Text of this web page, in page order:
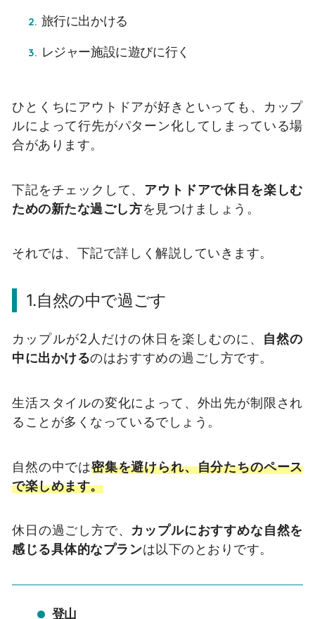
旅行に出かける
レジャー施設に遊びに行く
ひとくちにアウトドアが好きといっても、カップ
ルによって行先がパターン化してしまっている場
合があります。
下記をチェックして、 アウトドアで休日を楽しむ
ための新たな過ごし方を見つけましょう。
それでは、下記で詳しく解説していきます。
1.自然の中で過ごす
カップルが2人だけの休日を楽しむのに、 自然の
中に出かけるのはおすすめの過ごし方です。
生活スタイルの変化によって、外出先が制限され
ることが多くなっているでしょう。
自然の中では密集を避けられ、自分たちのペース
で楽しめます。
休日の過ごし方で、 カップルにおすすめな自然を
感じる具体的なプランは以下のとおりです。
登山